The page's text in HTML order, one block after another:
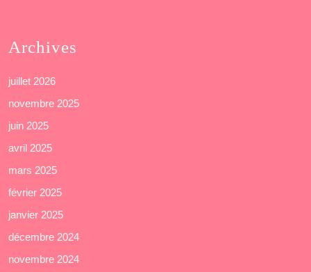
Archives
juillet 2026
novembre 2025
juin 2025
avril 2025
mars 2025
février 2025
janvier 2025
décembre 2024
novembre 2024